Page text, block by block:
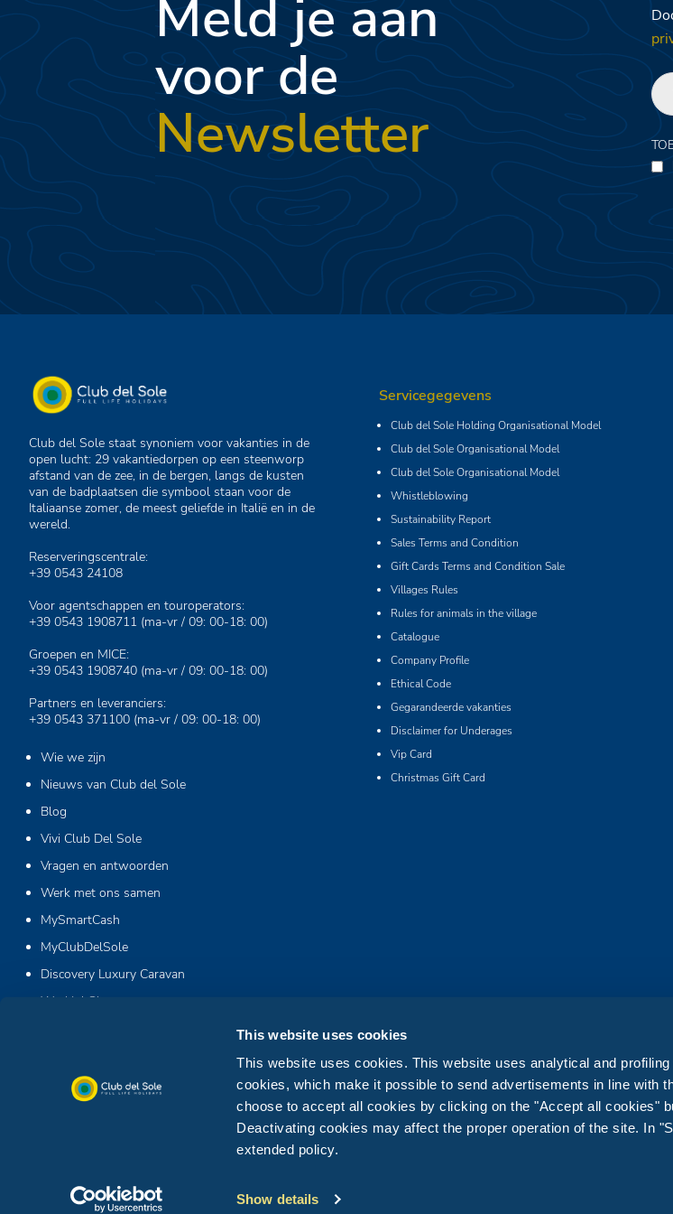
This website uses cookies
This website uses cookies. This website uses analytical and
cookies, which make it possible to send advertisements in line with
choose to accept all cookies by clicking on the "Accept all cookies"
Deactivating cookies may affect the proper operation of the site. In
extended policy.
Show details
Meld je aan
voor de
Newsletter
Club del Sole staat synoniem voor vakanties in de
open lucht: 29 vakantiedorpen op een steenworp
afstand van de zee, in de bergen, langs de kusten
van de badplaatsen die symbool staan voor de
Italiaanse zomer, de meest geliefde in Italië en in de
wereld.
Reserveringscentrale:
+39 0543 24108
Voor agentschappen en touroperators:
+39 0543 1908711 (ma-vr / 09: 00-18: 00)
Groepen en MICE:
+39 0543 1908740 (ma-vr / 09: 00-18: 00)
Partners en leveranciers:
+39 0543 371100 (ma-vr / 09: 00-18: 00)
Wie we zijn
Nieuws van Club del Sole
Blog
Vivi Club Del Sole
Vragen en antwoorden
Werk met ons samen
MySmartCash
MyClubDelSole
Discovery Luxury Caravan
Workin' Glamp
Servicegegevens
Club del Sole Holding Organisational Model
Club del Sole Organisational Model
Club del Sole Organisational Model
Whistleblowing
Sustainability Report
Sales Terms and Condition
Gift Cards Terms and Condition Sale
Villages Rules
Rules for animals in the village
Catalogue
Company Profile
Ethical Code
Gegarandeerde vakanties
Disclaimer for Underages
Vip Card
Christmas Gift Card
P.IVA 04205530407 All Right Reserved